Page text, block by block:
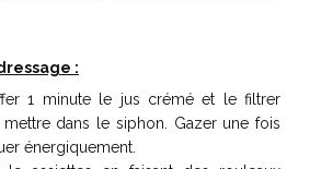
:
1 minute le jus crémé et le filtrer
dans le siphon. Gazer une fois
énergiquement.